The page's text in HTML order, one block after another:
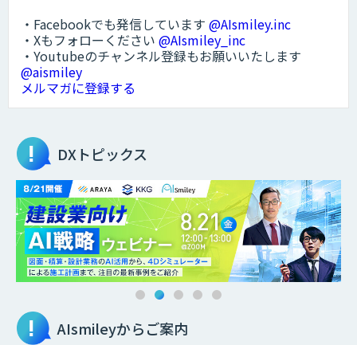
・Facebookでも発信しています @AIsmiley.inc
・Xもフォローください @AIsmiley_inc
・Youtubeのチャンネル登録もお願いいたします
@aismiley
メルマガに登録する
DXトピックス
AIsmileyからご案内